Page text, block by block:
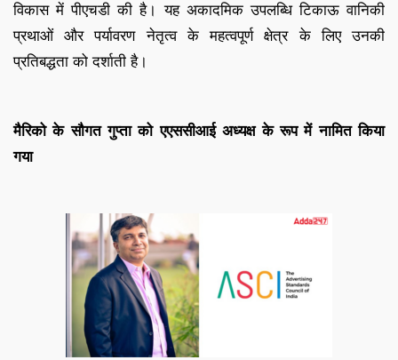
विकास में पीएचडी की है। यह अकादमिक उपलब्धि टिकाऊ वानिकी
प्रथाओं और पर्यावरण नेतृत्व के महत्वपूर्ण क्षेत्र के लिए उनकी
प्रतिबद्धता को दर्शाती है।
मैरिको के सौगत गुप्ता को एएससीआई अध्यक्ष के रूप में नामित किया
गया